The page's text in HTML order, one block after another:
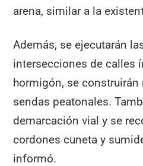
arena, similar a la
Además, se ejecutarán
intersecciones de calles
hormigón, se construirán
sendas peatonales.
demarcación vial y se
cordones cuneta y
informó.